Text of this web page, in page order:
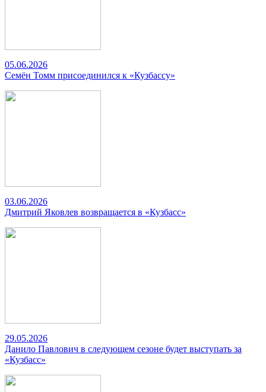
05.06.2026
Семён Томм присоединился к «Кузбассу»
03.06.2026
Дмитрий Яковлев возвращается в «Кузбасс»
29.05.2026
Данило Павлович в следующем сезоне будет выступать за
«Кузбасс»